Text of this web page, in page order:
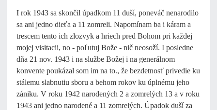
I rok 1943 sa skončil úpadkom 11 duší, poneváč nenarodilo
sa ani jedno dieťa a 11 zomreli. Napomínam ba i káram a
trescem tento ich zlozvyk a hriech pred Bohom pri každej
mojej visitacii, no - poľutuj Bože - nič neosoží. I posledne
dňa 21 nov. 1943 i na službe Božej i na generálnom
konvente poukázal som im na to., že bezdetnosť privedie ku
stálemu slabnutiu sboru a behom rokov ku úplnému jeho
zániku. V roku 1942 narodených 2 a zomrelých 13 a v roku
1943 ani jedno narodené a 11 zomrelých. Úpadok duší za